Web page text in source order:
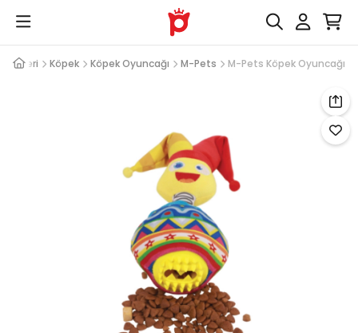
Köpek Köpek Oyuncağı M-Pets M-Pets Köpek Oyuncağı